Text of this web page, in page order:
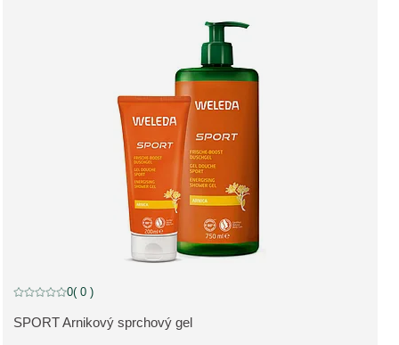
ZOBRAZIT PRODUKT:
SPORT Arnikový sprchový gel
Aktuální hodnocení: 0 z 5 hvězdiček hodnoceno 0 zákazníky
0( 0 )